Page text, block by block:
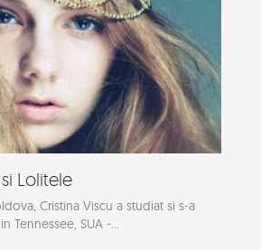
Lolitele
Cristina Viscu a studiat si s-a
Tennessee, SUA -...